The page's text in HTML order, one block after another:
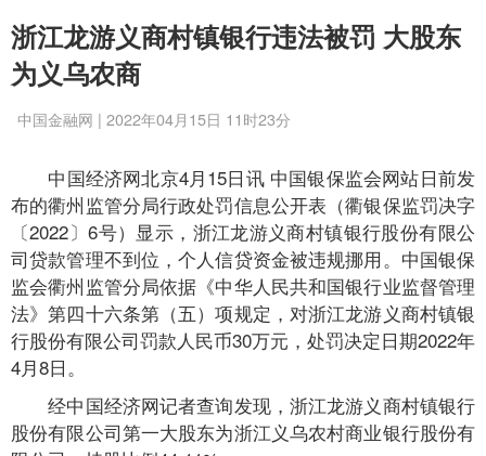
浙江龙游义商村镇银行违法被罚 大股东
为义乌农商
中国金融网 | 2022年04月15日 11时23分
中国经济网北京4月15日讯 中国银保监会网站日前发
布的衢州监管分局行政处罚信息公开表（衢银保监罚决字
〔2022〕6号）显示，浙江龙游义商村镇银行股份有限公
司贷款管理不到位，个人信贷资金被违规挪用。中国银保
监会衢州监管分局依据《中华人民共和国银行业监督管理
法》第四十六条第（五）项规定，对浙江龙游义商村镇银
行股份有限公司罚款人民币30万元，处罚决定日期2022年
4月8日。
经中国经济网记者查询发现，浙江龙游义商村镇银行
股份有限公司第一大股东为浙江义乌农村商业银行股份有